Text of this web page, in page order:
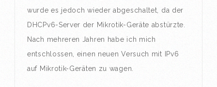
wurde es jedoch wieder abgeschaltet, da der
DHCPv6-Server der Mikrotik-Geräte abstürzte.
Nach mehreren Jahren habe ich mich
entschlossen, einen neuen Versuch mit IPv6
auf Mikrotik-Geräten zu wagen.